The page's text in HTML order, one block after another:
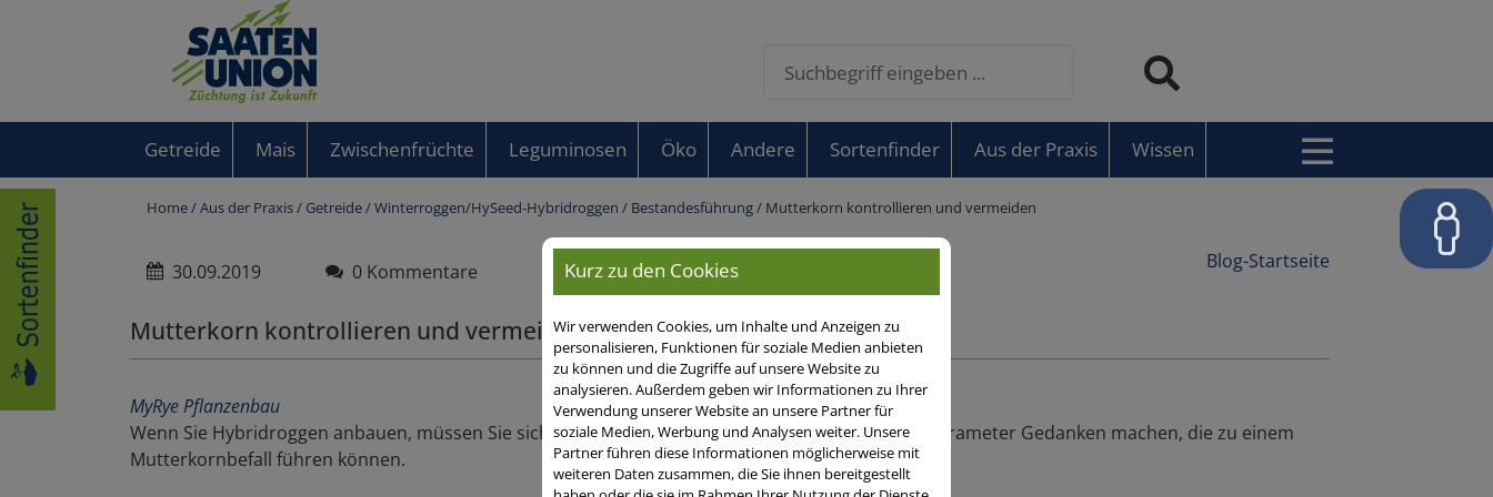
Getreide Mais Zwischenfrüchte Leguminosen Öko Andere Sortenfinder Aus der Praxis Wissen
Home/Aus der Praxis/ Getreide/Winterroggen/HySeed-Hybridroggen / Bestandesführung/ Mutterkorn kontrollieren und vermeiden
Blog-Startseite
30.09.2019 0 Kommentare MyRye Pflanzenbau
Mutterkorn kontrollieren und vermeiden
MyRye Pflanzenbau
Wenn Sie Hybridroggen anbauen, müssen Sie sich egal wie Ihre Sortenauswahl erfolgt ist, über Parameter Gedanken machen, die zu einem
Mutterkornbefall führen können.
Kurz zu den Cookies
Wir verwenden Cookies, um Inhalte und Anzeigen zu
personalisieren, Funktionen für soziale Medien anbieten
zu können und die Zugriffe auf unsere Website zu
analysieren. Außerdem geben wir Informationen zu Ihrer
Verwendung unserer Website an unsere Partner für
soziale Medien, Werbung und Analysen weiter. Unsere
Partner führen diese Informationen möglicherweise mit
weiteren Daten zusammen, die Sie ihnen bereitgestellt